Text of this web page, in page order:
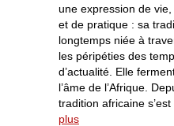
une expression de
et de pratique : sa
longtemps niée à
les péripéties des
d’actualité. Elle
l’âme de l’Afrique.
tradition africaine
plus